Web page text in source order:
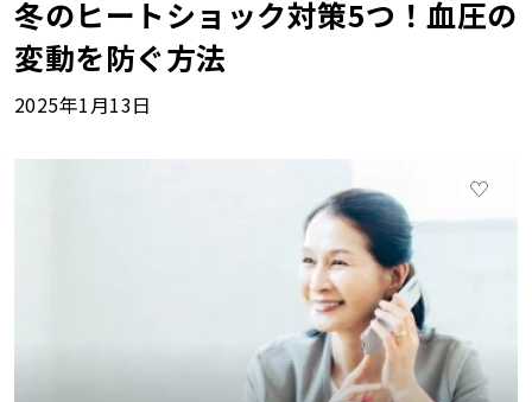
冬のヒートショック対策5つ！血圧の
変動を防ぐ方法
2025年1月13日